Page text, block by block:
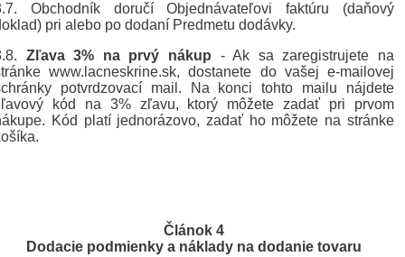
Obchodník doručí Objednávateľovi faktúru (daňový
pri alebo po dodaní Predmetu dodávky.
Zľava 3% na prvý nákup - Ak sa zaregistrujete na
www.lacneskrine.sk, dostanete do vašej e-mailovej
potvrdzovací mail. Na konci tohto mailu nájdete
kód na 3% zľavu, ktorý môžete zadať pri prvom
Kód platí jednorázovo, zadať ho môžete na stránke
Článok 4
Dodacie podmienky a náklady na dodanie tovaru